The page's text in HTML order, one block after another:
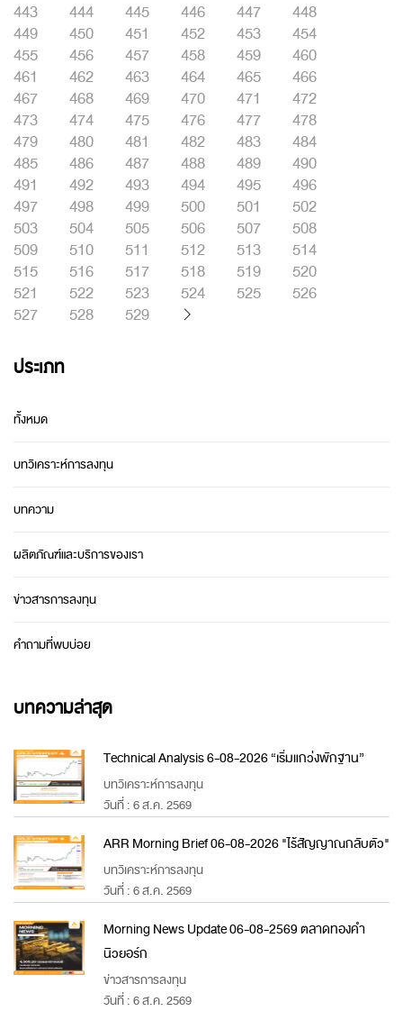
443
444 445 446 447
448
449
450 451 452 453
454
455
456 457 458 459
460
461
462 463 464 465
466
467
468 469 470 471
472
473
474 475 476 477
478
479
480 481 482 483
484
485
486 487 488 489
490
491
492 493 494 495
496
497
498 499 500 501
502
503
504 505 506 507
508
509
510 511 512 513
514
515
516 517 518 519
520
521
522 523 524 525
526
527
528 529
ประเภท
ทั้งหมด
บทวิเคราะห์การลงทุน
บทความ
ผลิตภัณฑ์และบริการของเรา
ข่าวสารการลงทุน
คำถามที่พบบ่อย
บทความล่าสุด
Technical Analysis 6-08-2026 “เริ่มแกว่งพักฐาน”
บทวิเคราะห์การลงทุน
วันที่ : 6 ส.ค. 2569
ARR Morning Brief 06-08-2026 "ไร้สัญญาณกลับตัว"
บทวิเคราะห์การลงทุน
วันที่ : 6 ส.ค. 2569
Morning News Update 06-08-2569 ตลาดทองคำ
นิวยอร์ก
ข่าวสารการลงทุน
วันที่ : 6 ส.ค. 2569